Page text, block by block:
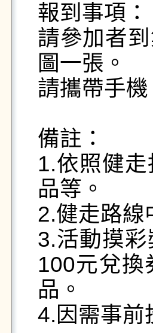
報到事項：
請參加者
圖一張。
請攜帶手
備註：
1.依照健
品等。
2.健走路線
3.活動摸
100元兌換
品。
4.因需事前